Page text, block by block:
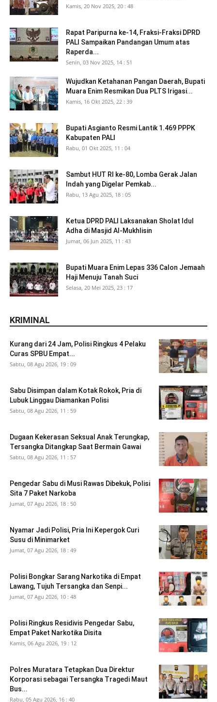
Kamis, 20 Nov 2025, 20 : 48
Rapat Paripurna ke-14, Fraksi-Fraksi DPRD
PALI Sampaikan Pandangan Umum atas
Raperda...
Senin, 03 Nov 2025, 14 : 51
Wujudkan Ketahanan Pangan Daerah, Bupati
Muara Enim Resmikan Dua PLTS Irigasi...
Kamis, 16 Okt 2025, 22 : 39
Bupati Asgianto Resmi Lantik 1.469 PPPK
Kabupaten PALI
Rabu, 01 Okt 2025, 11 : 04
Sambut HUT RI ke-80, Lomba Gerak Jalan
Indah yang Digelar Pemkab...
Rabu, 13 Agu 2025, 18 : 05
Ketua DPRD PALI Laksanakan Sholat Idul
Adha di Masjid Al-Mukhlisin
Jumat, 06 Jun 2025, 11 : 43
Bupati Muara Enim Lepas 336 Calon Jemaah
Haji Menuju Tanah Suci
Selasa, 20 Mei 2025, 23 : 17
KRIMINAL
Kurang dari 24 Jam, Polisi Ringkus 4 Pelaku
Curas SPBU Empat...
Sabtu, 08 Agu 2026, 19 : 09
Sabu Disimpan dalam Kotak Rokok, Pria di
Lubuk Linggau Diamankan Polisi
Sabtu, 08 Agu 2026, 11 : 59
Dugaan Kekerasan Seksual Anak Terungkap,
Tersangka Ditangkap Saat Bermain Gawai
Sabtu, 08 Agu 2026, 11 : 57
Pengedar Sabu di Musi Rawas Dibekuk, Polisi
Sita 7 Paket Narkoba
Jumat, 07 Agu 2026, 18 : 50
Nyamar Jadi Polisi, Pria Ini Kepergok Curi
Susu di Minimarket
Jumat, 07 Agu 2026, 18 : 49
Polisi Bongkar Sarang Narkotika di Empat
Lawang, Tujuh Tersangka dan Senpi...
Jumat, 07 Agu 2026, 10 : 48
Polisi Ringkus Residivis Pengedar Sabu,
Empat Paket Narkotika Disita
Kamis, 06 Agu 2026, 19 : 12
Polres Muratara Tetapkan Dua Direktur
Korporasi sebagai Tersangka Tragedi Maut
Bus...
Rabu, 05 Agu 2026, 16 : 40